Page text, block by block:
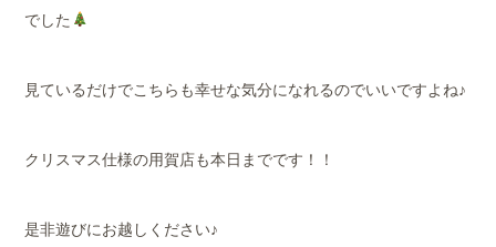
でした
見ているだけでこちらも幸せな気分になれるのでいいですよね♪
クリスマス仕様の用賀店も本日までです！！
是非遊びにお越しください♪